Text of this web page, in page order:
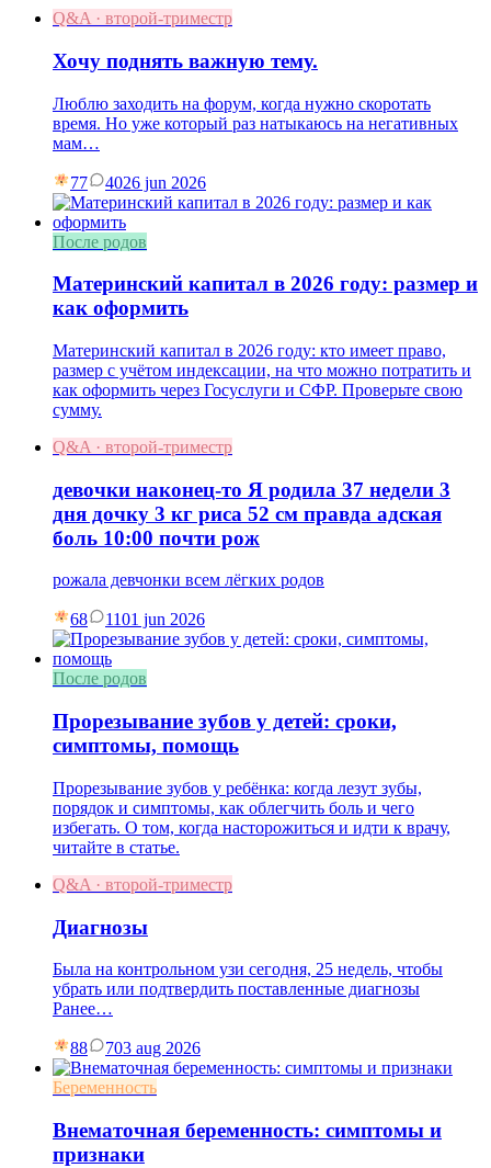
Q&A · второй-триместр
Хочу поднять важную тему.
Люблю заходить на форум, когда нужно скоротать
время. Но уже который раз натыкаюсь на негативных
мам…
77 4026 jun 2026
После родов
Материнский капитал в 2026 году: размер и
как оформить
Материнский капитал в 2026 году: кто имеет право,
размер с учётом индексации, на что можно потратить и
как оформить через Госуслуги и СФР. Проверьте свою
сумму.
Q&A · второй-триместр
девочки наконец-то Я родила 37 недели 3
дня дочку 3 кг риса 52 см правда адская
боль 10:00 почти рож
рожала девчонки всем лёгких родов
68 1101 jun 2026
После родов
Прорезывание зубов у детей: сроки,
симптомы, помощь
Прорезывание зубов у ребёнка: когда лезут зубы,
порядок и симптомы, как облегчить боль и чего
избегать. О том, когда насторожиться и идти к врачу,
читайте в статье.
Q&A · второй-триместр
Диагнозы
Была на контрольном узи сегодня, 25 недель, чтобы
убрать или подтвердить поставленные диагнозы
Ранее…
88 703 aug 2026
Беременность
Внематочная беременность: симптомы и
признаки